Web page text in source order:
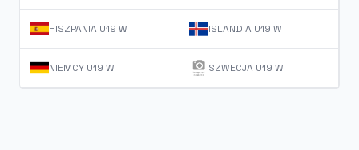
HISZPANIA U19 W ISLANDIA U19 W
NIEMCY U19 W SZWECJA U19 W